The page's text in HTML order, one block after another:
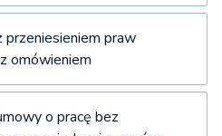
przeniesieniem praw
omówieniem
o pracę bez